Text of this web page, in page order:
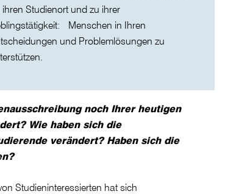
Studienort und zu ihrer
Menschen in Ihren
und Problemlösungen zu
noch Ihrer heutigen
Wie haben sich die
verändert? Haben sich die
Studieninteressierten hat sich